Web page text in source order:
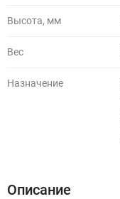
Высота, мм
Вес
Назначение
Описание